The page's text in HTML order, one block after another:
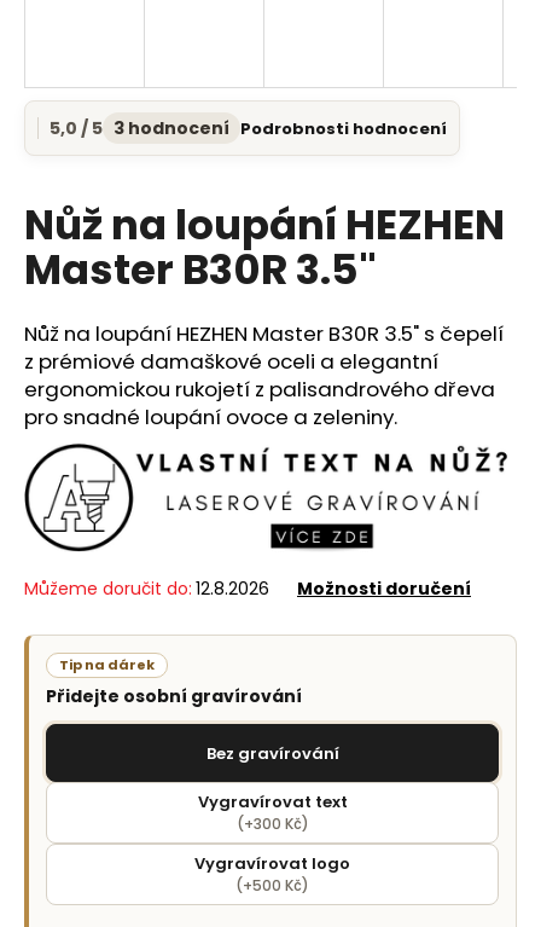
Průměrné
hodnocení
je
5,0
5
5,0 / 5 3 hodnocení Podrobnosti hodnocení
Nůž na loupání HEZHEN
Master B30R 3.5"
Nůž na loupání HEZHEN Master B30R 3.5" s čepelí
z prémiové damaškové oceli a elegantní
ergonomickou rukojetí z palisandrového dřeva
pro snadné loupání ovoce a zeleniny.
Můžeme doručit do: 12.8.2026 Možnosti doručení
Tip na dárek
Přidejte osobní gravírování
Bez gravírování
Vygravírovat text
(+300 Kč)
Vygravírovat logo
(+500 Kč)
í
?
HLEDAT
D
o
p
o
r
u
j
m